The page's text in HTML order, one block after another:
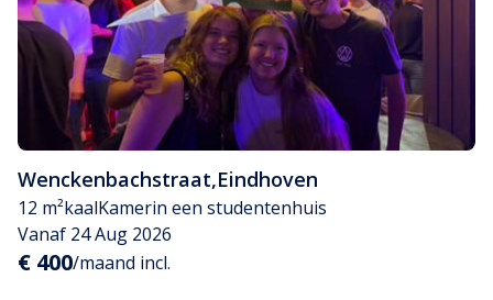
Wenckenbachstraat,Eindhoven
12 m²kaalKamerin een studentenhuis
Vanaf 24 Aug 2026
€ 400/maand incl.